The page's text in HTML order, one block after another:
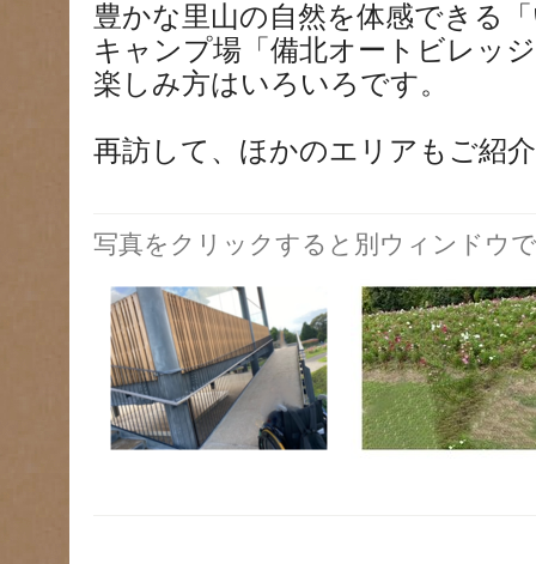
豊かな里山の自然を体感できる
キャンプ場「備北オートビレッ
楽しみ方はいろいろです。
再訪して、ほかのエリアもご紹
写真をクリックすると別ウィンドウ